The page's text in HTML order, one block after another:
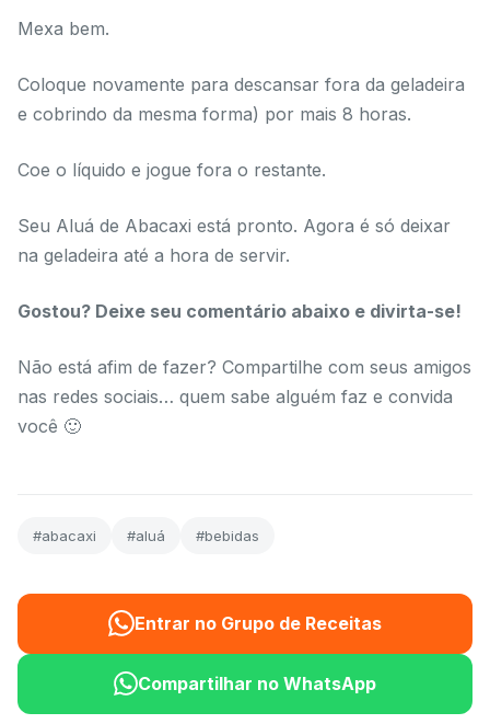
Mexa bem.
Coloque novamente para descansar fora da geladeira
e cobrindo da mesma forma) por mais 8 horas.
Coe o líquido e jogue fora o restante.
Seu Aluá de Abacaxi está pronto. Agora é só deixar
na geladeira até a hora de servir.
Gostou? Deixe seu comentário abaixo e divirta-se!
Não está afim de fazer? Compartilhe com seus amigos
nas redes sociais… quem sabe alguém faz e convida
você 🙂
#abacaxi #aluá #bebidas
Entrar no Grupo de Receitas
Compartilhar no WhatsApp